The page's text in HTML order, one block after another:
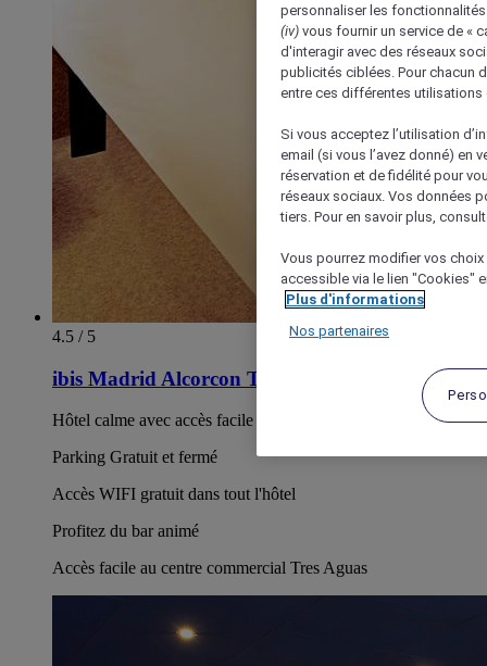
4.5 / 5
ibis Madrid Alcorcon Tresaguas
Hôtel calme avec accès facile à Madrid
Parking Gratuit et fermé
Accès WIFI gratuit dans tout l'hôtel
Profitez du bar animé
Accès facile au centre commercial Tres Aguas
personnaliser les
(iv) vous fournir un service de «
d'interagir avec des réseaux
publicités ciblées. Pour chacun
entre ces différentes utilisations
Si vous acceptez l’utilisation
email (si vous l’avez donné) en
réservation et de fidélité pour
réseaux sociaux. Vos données
tiers. Pour en savoir plus,
Vous pourrez modifier vos
accessible via le lien "Cookies"
Plus d'informations
Nos partenaires